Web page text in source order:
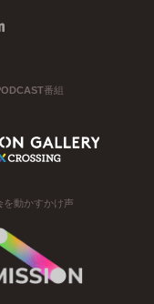
番組
を動かすかけ声